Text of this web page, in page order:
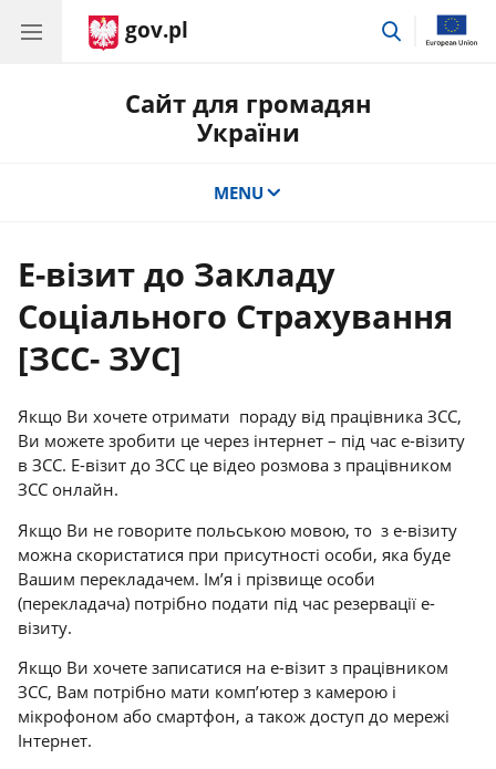
gov.pl
Перейти
Сайт для громадян
України
MENU
Е-візит до Закладу
Соціального Страхування
[ЗСС- ЗУС]
Якщо Ви хочете отримати пораду від працівника ЗСС,
Ви можете зробити це через інтернет – під час е-візиту
в ЗСС. Е-візит до ЗСС це відео розмова з працівником
ЗСС онлайн.
Якщо Ви не говорите польською мовою, то з е-візиту
можна скористатися при присутності особи, яка буде
Вашим перекладачем. Ім’я і прізвище особи
(перекладача) потрібно подати під час резервації е-
візиту.
Якщо Ви хочете записатися на е-візит з працівником
ЗСС, Вам потрібно мати комп’ютер з камерою і
мікрофоном або смартфон, а також доступ до мережі
Інтернет.